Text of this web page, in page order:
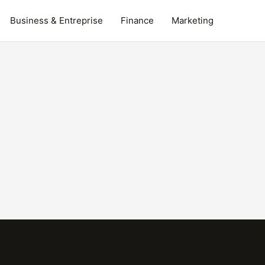
Business & Entreprise Finance Marketing